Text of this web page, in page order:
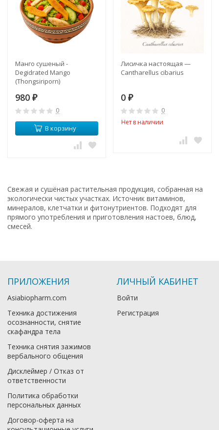
Манго сушеный -
Degidrated Mango
(Thongsiriporn)
980 ₽
0
В корзину
Лисичка настоящая —
Cantharellus cibarius
0 ₽
0
Нет в наличии
Свежая и сушёная растительная продукция, собранная на
экологически чистых участках. Источник витаминов,
минералов, клетчатки и фитонутриентов. Подходят для
прямого употребления и приготовления настоев, блюд,
смесей.
ПРИЛОЖЕНИЯ
Asiabiopharm.com
Техника достижения
осознанности, снятие
скафандра тела
Техника снятия зажимов
вербального общения
Дисклеймер / Отказ от
ответственности
Политика обработки
персональных данных
Договор-оферта на
ЛИЧНЫЙ КАБИНЕТ
Войти
Регистрация